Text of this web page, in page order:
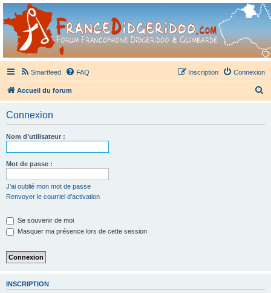
France Didgeridoo
Didgeridoo et Guimbarde sur France Didgeridoo - retrouvez la communauté.
Smartfeed FAQ Connexion
Inscription
Accueil du forum
Connexion
Nom d’utilisateur :
Mot de passe :
J’ai oublié mon mot de passe
Renvoyer le courriel d’activation
Se souvenir de moi
Masquer ma présence lors de cette session
INSCRIPTION